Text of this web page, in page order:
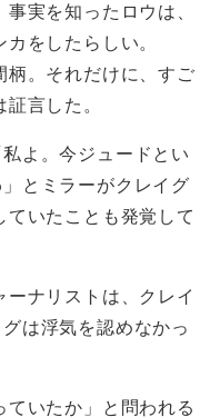
実を知ったロウは、
をしたらしい。
柄。それだけに、すご
言した。
よ。今ジュードとい
とミラーがクレイグ
ていたことも発覚して
ナリストは、クレイ
は浮気を認めなかっ
ていたか」と問われる